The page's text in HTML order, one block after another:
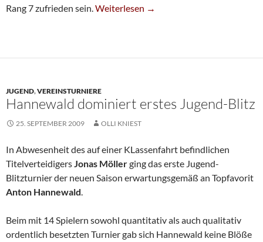
Rang 7 zufrieden sein.Überraschungserfolg Für Dr. Kai Wolter
Weiterlesen →
JUGEND,VEREINSTURNIERE
Hannewald dominiert erstes Jugend-Blitz
25. SEPTEMBER 2009 OLLI KNIEST
In Abwesenheit des auf einer KLassenfahrt befindlichen
TitelverteidigersJonas Möllerging das erste Jugend-
Blitzturnier der neuen Saison erwartungsgemäß an Topfavorit
Anton Hannewald.
Beim mit 14 Spielern sowohl quantitativ als auch qualitativ
ordentlich besetzten Turnier gab sich Hannewald keine Blöße